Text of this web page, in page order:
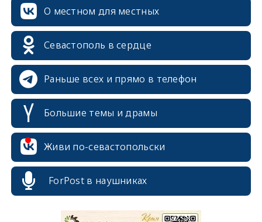
О местном для местных
Севастополь в сердце
Раньше всех и прямо в телефон
Большие темы и драмы
Живи по-севастопольски
ForPost в наушниках